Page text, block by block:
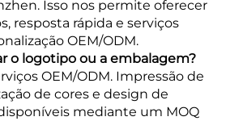
Isso nos permite oferecer
resposta rápida e serviços
OEM/ODM.
o logotipo ou a embalagem?
OEM/ODM. Impressão de
de cores e design de
mediante um MOQ